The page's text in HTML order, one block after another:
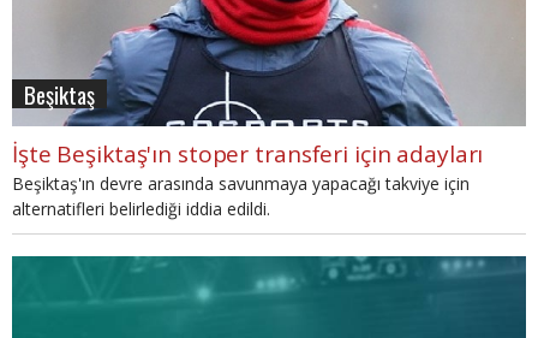
Beşiktaş
İşte Beşiktaş'ın stoper transferi için adayları
Beşiktaş'ın devre arasında savunmaya yapacağı takviye için
alternatifleri belirlediği iddia edildi.